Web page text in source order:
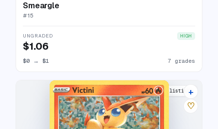
Smeargle
#15
UNGRADED HIGH
$1.06
$0 → $1 7 grades
12 listings
+
♡